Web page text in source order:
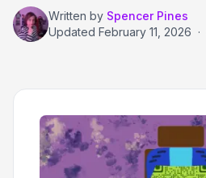
Written by Spencer Pines
Updated February 11, 2026 ·